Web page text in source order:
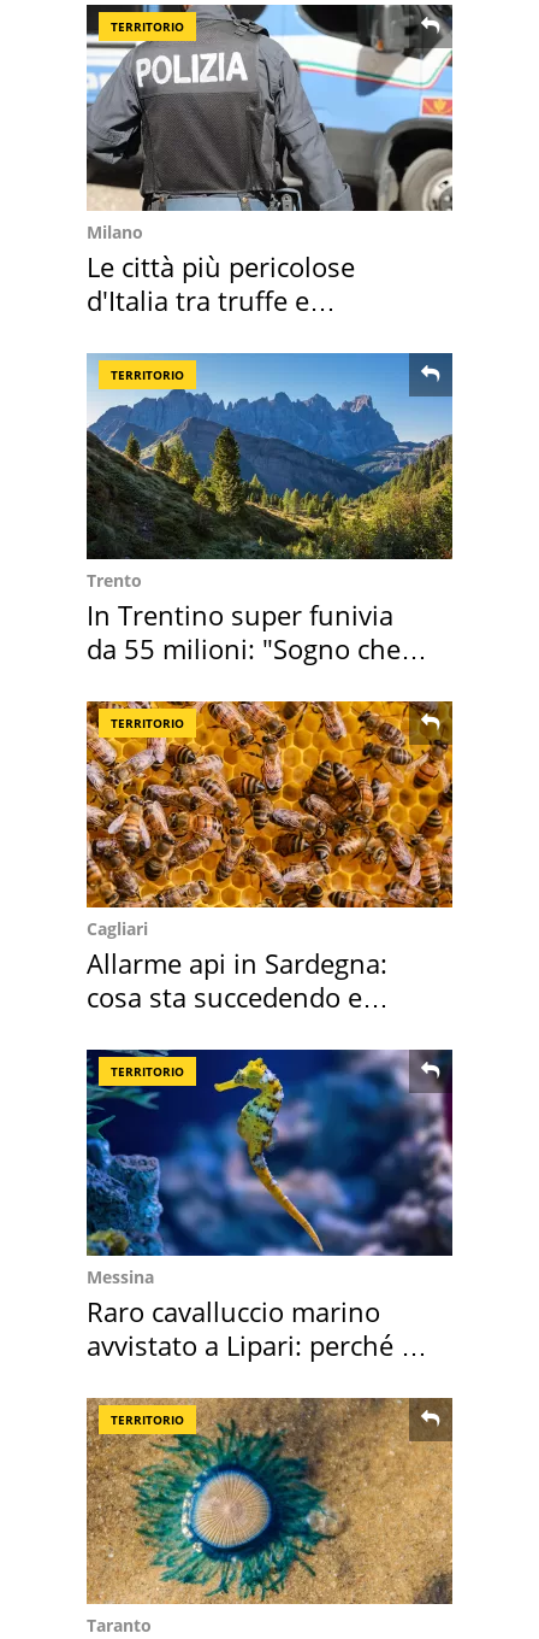
TERRITORIO
Milano
Le città più pericolose
d'Italia tra truffe e
TERRITORIO
Trento
In Trentino super funivia
da 55 milioni: "Sogno che si
TERRITORIO
Cagliari
Allarme api in Sardegna:
cosa sta succedendo e
TERRITORIO
Messina
Raro cavalluccio marino
avvistato a Lipari: perché è
TERRITORIO
Taranto